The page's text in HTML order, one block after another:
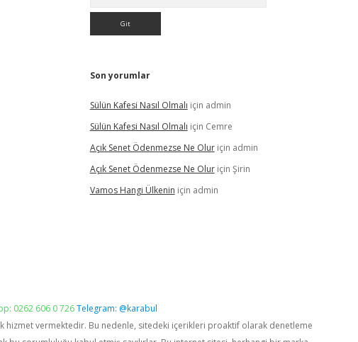
Son yorumlar
Sülün Kafesi Nasıl Olmalı için admin
Sülün Kafesi Nasıl Olmalı için Cemre
Açık Senet Ödenmezse Ne Oluriçin admin
Açık Senet Ödenmezse Ne Oluriçin Şirin
Vamos Hangi Ülkenin için admin
0262 606 0 726Telegram: @karabul
hizmet vermektedir. Bu nedenle, sitedeki içerikleri proaktif olarak denetleme